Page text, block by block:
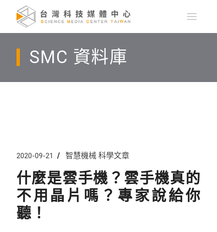
SMC 資料庫
2020-09-21 智慧機械 科學文章
什麼是雲手機？雲手機真的
不用晶片嗎？專家說給你
聽！